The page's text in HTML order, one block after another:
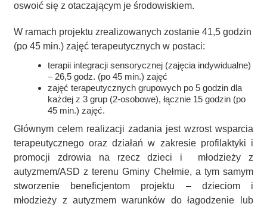
oswoić się z otaczającym je środowiskiem.
W ramach projektu zrealizowanych zostanie 41,5 godzin
(po 45 min.) zajęć terapeutycznych w postaci:
terapii integracji sensorycznej (zajęcia indywidualne)
– 26,5 godz. (po 45 min.) zajęć
zajęć terapeutycznych grupowych po 5 godzin dla
każdej z 3 grup (2-osobowe), łącznie 15 godzin (po
45 min.) zajęć.
Głównym celem realizacji zadania jest wzrost wsparcia
terapeutycznego oraz działań w zakresie profilaktyki i
promocji zdrowia na rzecz dzieci i młodzieży z
autyzmem/ASD z terenu Gminy Chełmie, a tym samym
stworzenie beneficjentom projektu – dzieciom i
młodzieży z autyzmem warunków do łagodzenie lub